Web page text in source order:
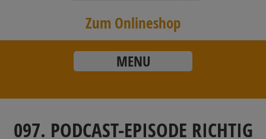
Zum Onlineshop
MENU
097. PODCAST-EPISODE RICHTIG